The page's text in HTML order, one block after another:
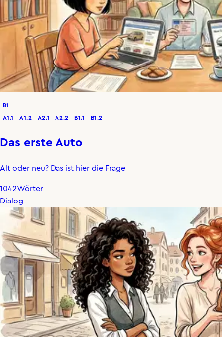
B1
A1.1 A1.2 A2.1 A2.2 B1.1 B1.2
Das erste Auto
Alt oder neu? Das ist hier die Frage
1042Wörter
Dialog